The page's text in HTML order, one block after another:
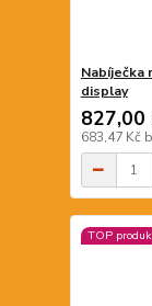
Nabíječka
display
827,00
683,47 Kč
TOP